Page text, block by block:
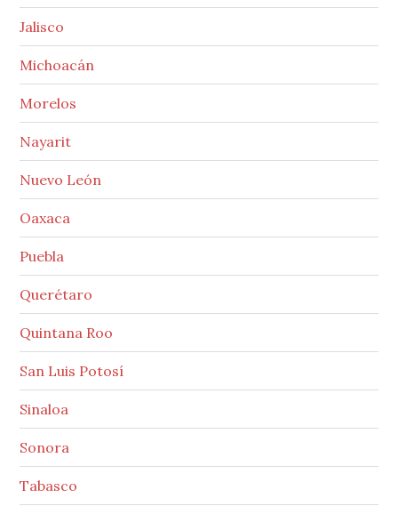
Jalisco
Michoacán
Morelos
Nayarit
Nuevo León
Oaxaca
Puebla
Querétaro
Quintana Roo
San Luis Potosí
Sinaloa
Sonora
Tabasco